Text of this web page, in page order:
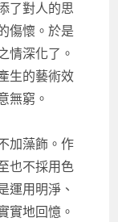
了對人的思
傷懷。於是
情深化了。
生的藝術效
無窮。
加藻飾。作
也不採用色
運用明淨、
實地回憶。